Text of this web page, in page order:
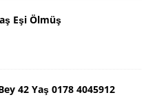
Eşi Ölmüş
42 Yaş 0178 4045912